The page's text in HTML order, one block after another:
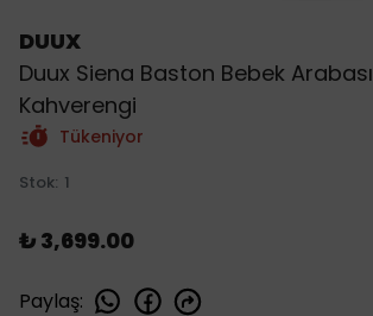
DUUX
Duux Siena Baston Bebek Arabası
Kahverengi
Tükeniyor
Stok: 1
₺ 3,699.00
Paylaş: